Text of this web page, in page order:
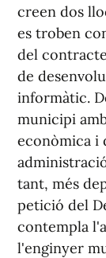
creen dos
es troben
del
de
informàtic.
municipi
econòmica i
tant, més
petició del
contempla
l'enginyer